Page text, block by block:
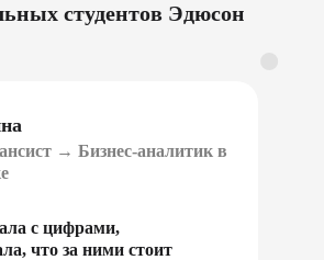
студентов Эдюсон
→ Бизнес-аналитик в
с цифрами,
что за ними стоит